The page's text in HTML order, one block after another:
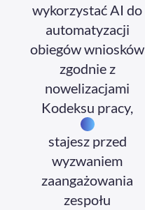
wykorzystać AI do
automatyzacji
obiegów wniosków
zgodnie z
nowelizacjami
Kodeksu pracy,
stajesz przed
wyzwaniem
zaangażowania
zespołu